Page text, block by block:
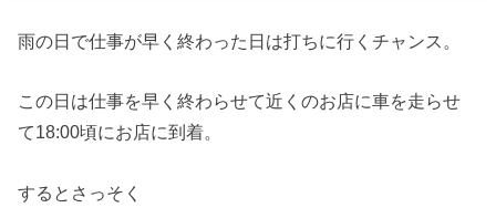
雨の日で仕事が早く終わった日は打ちに行くチャンス。
この日は仕事を早く終わらせて近くのお店に車を走らせ
て18:00頃にお店に到着。
するとさっそく